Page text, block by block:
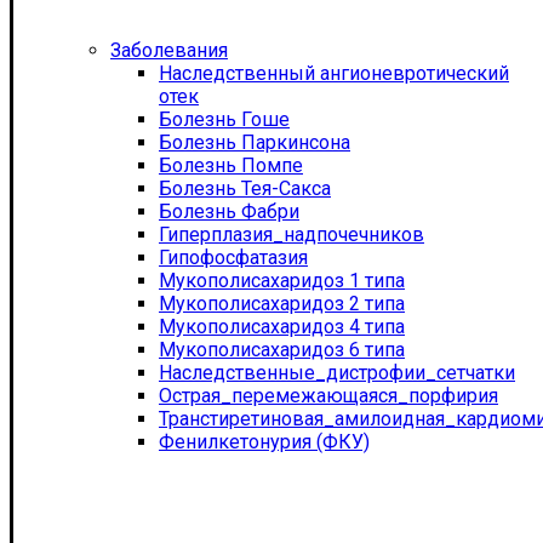
Заболевания
Наследственный ангионевротический
отек
Болезнь Гоше
Болезнь Паркинсона
Болезнь Помпе
Болезнь Тея-Сакса
Болезнь Фабри
Гиперплазия_надпочечников
Гипофосфатазия
Мукополисахаридоз 1 типа
Мукополисахаридоз 2 типа
Мукополисахаридоз 4 типа
Мукополисахаридоз 6 типа
Наследственные_дистрофии_сетчатки
Острая_перемежающаяся_порфирия
Фенилкетонурия (ФКУ)